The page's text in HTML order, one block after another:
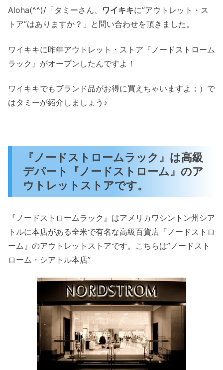
Aloha(^^)/「タミーさん、 ワイキキに”アウトレット・ス
トア”はありますか？」と問い合わせを頂きました。
ワイキキに昨年アウトレット・ストア『ノードストローム
ラック』がオープンしたんですよ！
ワイキキでもブランド品がお得に買えちゃいますよ；）で
はタミーが紹介しましょう♪
『ノードストロームラック』は高級
デパート『ノードストローム』のア
ウトレットストアです。
『ノードストロームラック』はアメリカワシントン州シア
トルに本店がある全米で有名な高級百貨店『ノードストロ
ーム』のアウトレットストアです。こちらは”ノードスト
ローム・シアトル本店”